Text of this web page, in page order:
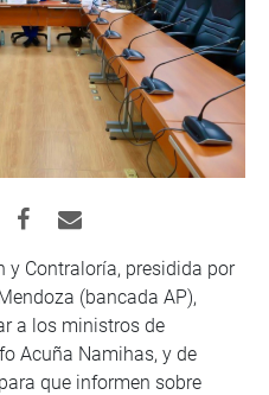
y Contraloría, presidida por
(bancada AP),
a los ministros de
Acuña Namihas, y de
que informen sobre